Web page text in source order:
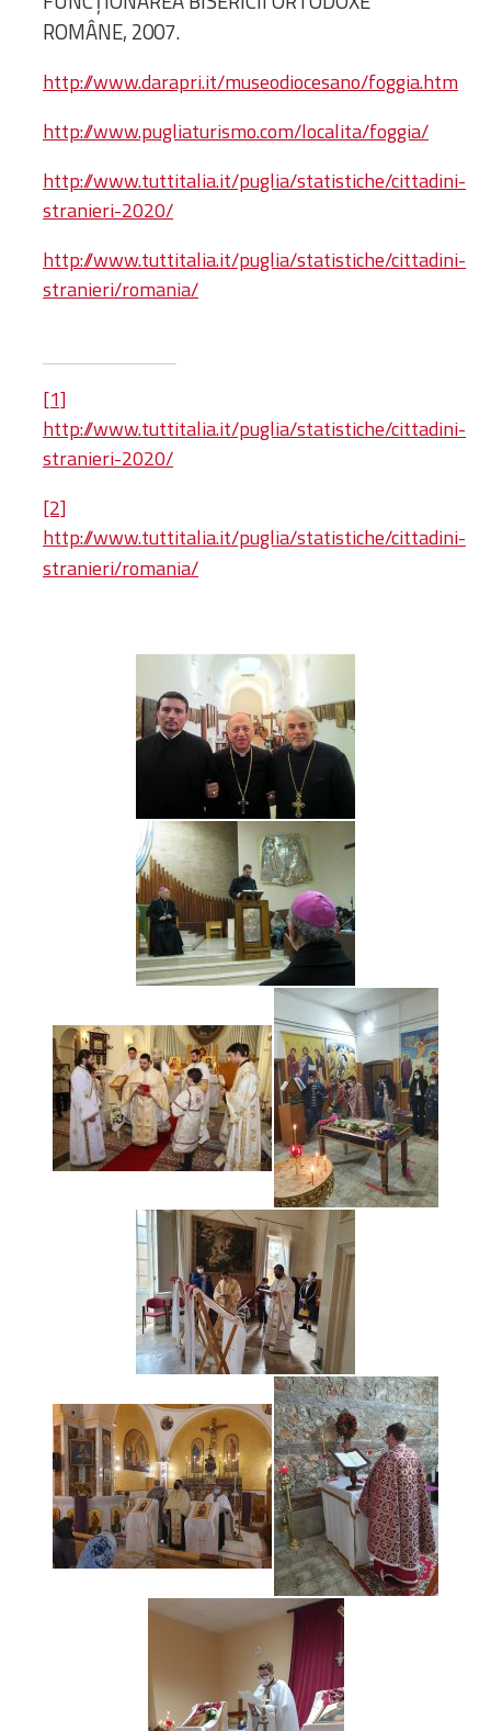
ROMÂNE, 2007.
http://www.darapri.it/museodiocesano/foggia.htm
http://www.pugliaturismo.com/localita/foggia/
http://www.tuttitalia.it/puglia/statistiche/cittadini-
stranieri-2020/
http://www.tuttitalia.it/puglia/statistiche/cittadini-
stranieri/romania/
[1]
http://www.tuttitalia.it/puglia/statistiche/cittadini-
stranieri-2020/
[2]
http://www.tuttitalia.it/puglia/statistiche/cittadini-
stranieri/romania/